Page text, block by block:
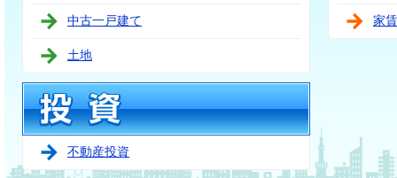
中古一戸建て
土地
不動産投資
家